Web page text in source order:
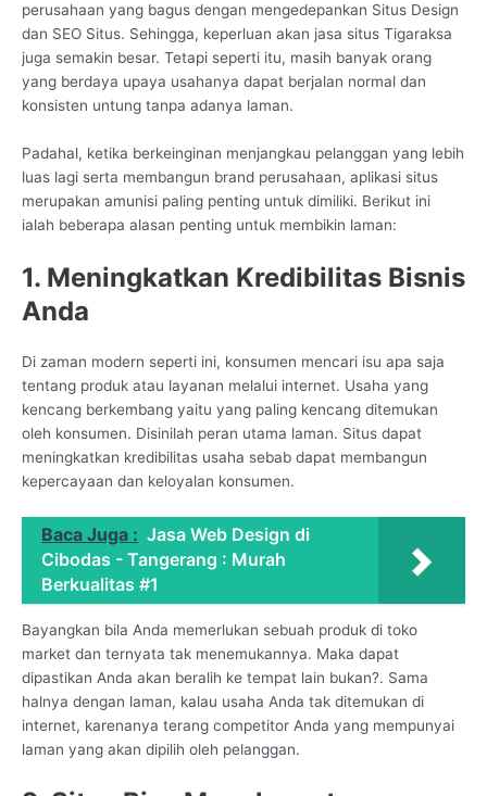
perusahaan yang bagus dengan mengedepankan Situs Design
dan SEO Situs. Sehingga, keperluan akan jasa situs Tigaraksa
juga semakin besar. Tetapi seperti itu, masih banyak orang
yang berdaya upaya usahanya dapat berjalan normal dan
konsisten untung tanpa adanya laman.
Padahal, ketika berkeinginan menjangkau pelanggan yang lebih
luas lagi serta membangun brand perusahaan, aplikasi situs
merupakan amunisi paling penting untuk dimiliki. Berikut ini
ialah beberapa alasan penting untuk membikin laman:
1. Meningkatkan Kredibilitas Bisnis
Anda
Di zaman modern seperti ini, konsumen mencari isu apa saja
tentang produk atau layanan melalui internet. Usaha yang
kencang berkembang yaitu yang paling kencang ditemukan
oleh konsumen. Disinilah peran utama laman. Situs dapat
meningkatkan kredibilitas usaha sebab dapat membangun
kepercayaan dan keloyalan konsumen.
Baca Juga : Jasa Web Design di
Cibodas - Tangerang : Murah
Berkualitas #1
Bayangkan bila Anda memerlukan sebuah produk di toko
market dan ternyata tak menemukannya. Maka dapat
dipastikan Anda akan beralih ke tempat lain bukan?. Sama
halnya dengan laman, kalau usaha Anda tak ditemukan di
internet, karenanya terang competitor Anda yang mempunyai
laman yang akan dipilih oleh pelanggan.